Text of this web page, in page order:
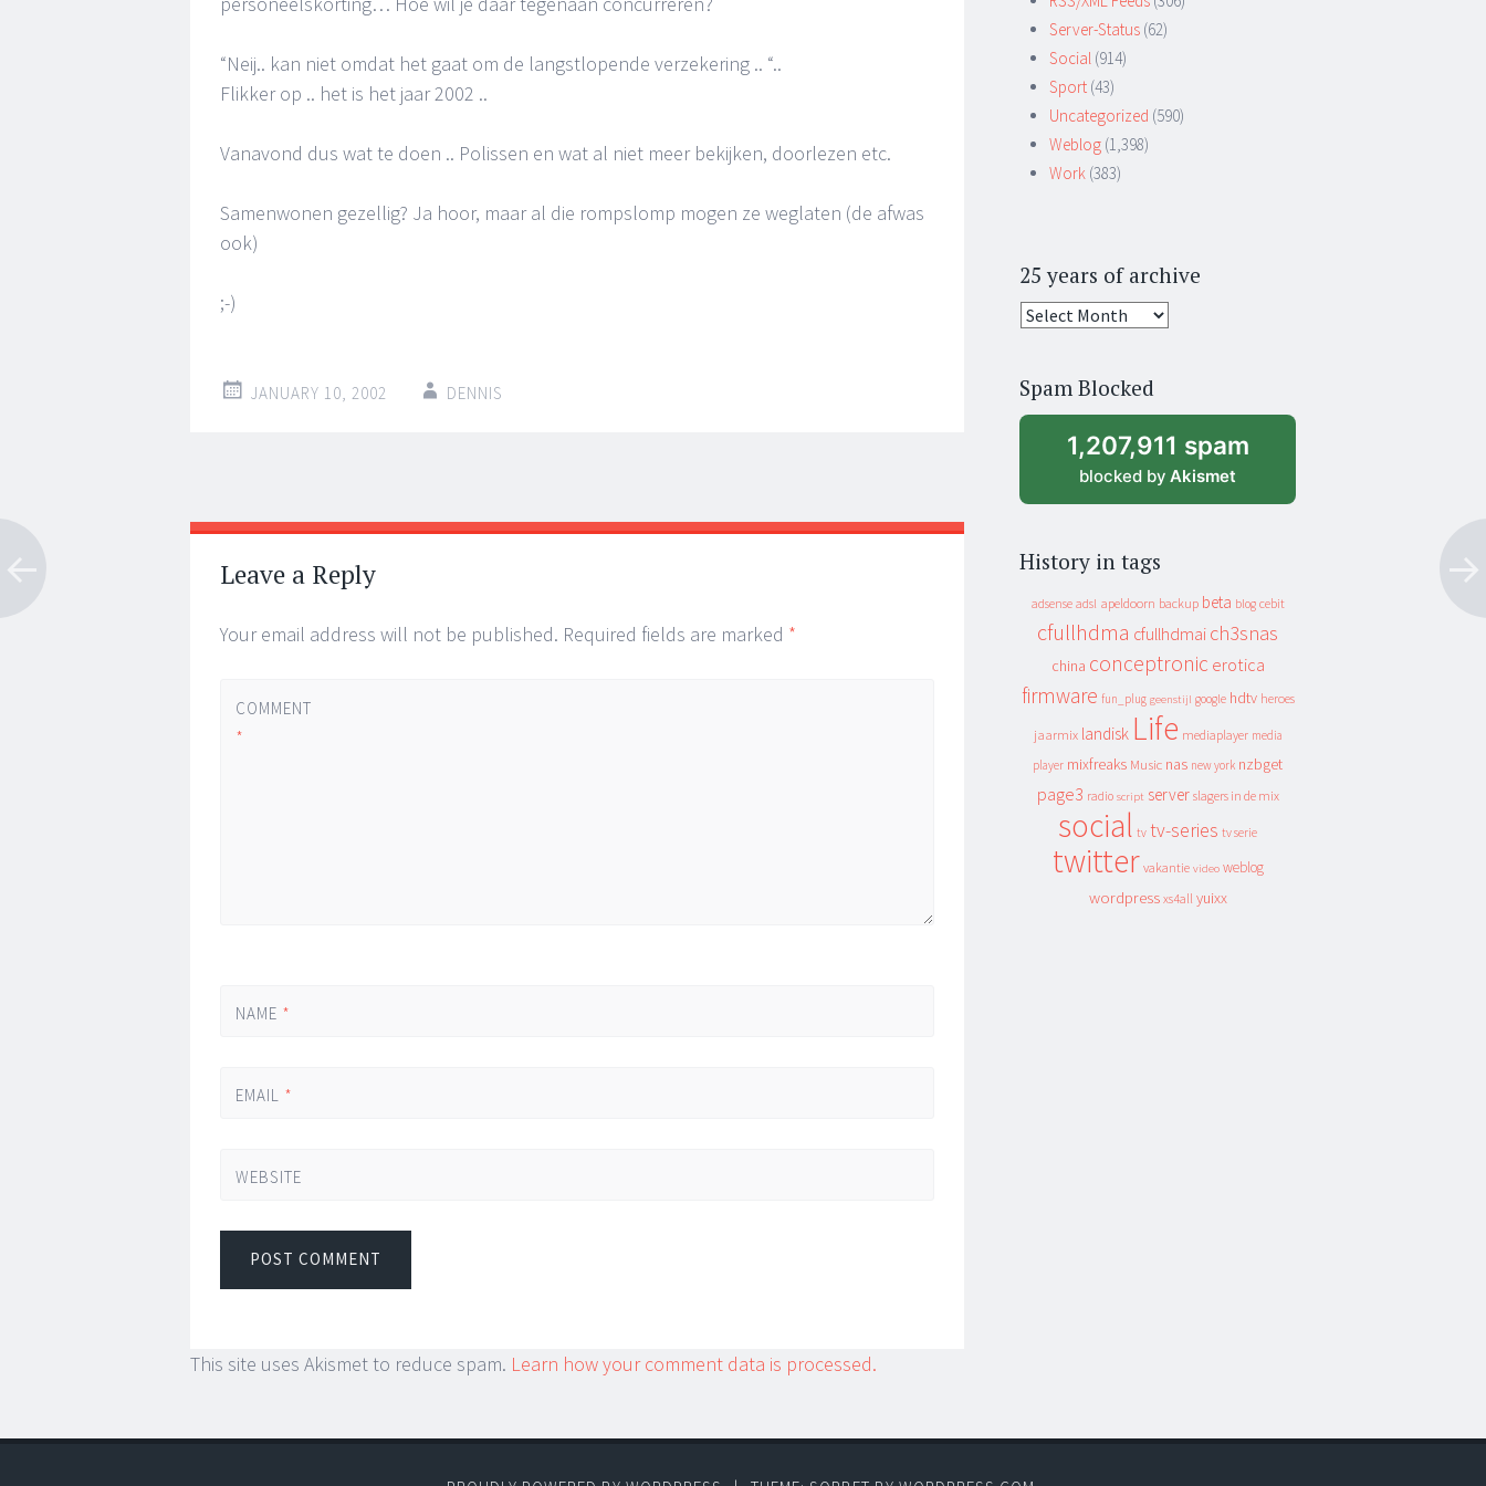
“Neij.. kan niet omdat het gaat om de langstlopende verzekering .. “..
Flikker op .. het is het jaar 2002 ..
Vanavond dus wat te doen .. Polissen en wat al niet meer bekijken, doorlezen etc.
Samenwonen gezellig? Ja hoor, maar al die rompslomp mogen ze weglaten (de afwas
ook)
;-)
JANUARY 10, 2002 DENNIS
Post
navigation
←
→
Leave a Reply
Your email address will not be published. Required fields are marked *
COMMENT
*
NAME *
EMAIL *
WEBSITE
This site uses Akismet to reduce spam. Learn how your comment data is processed.
Server-Status (62)
Social (914)
Sport (43)
Uncategorized (590)
Weblog (1,398)
Work (383)
25 years of archive
25
archive
Spam Blocked
1,207,911 spam
blocked by Akismet
History in tags
adsense adsl apeldoorn backup beta blog cebit
cfullhdma cfullhdmai ch3snas
china conceptronic erotica
firmware fun_plug geenstijl google hdtv heroes
jaarmix landisk Life mediaplayer media
player mixfreaks Music nas new york nzbget
page3 radio script server slagers in de mix
social tv tv-series tv serie
twitter vakantie video weblog
wordpress xs4all yuixx